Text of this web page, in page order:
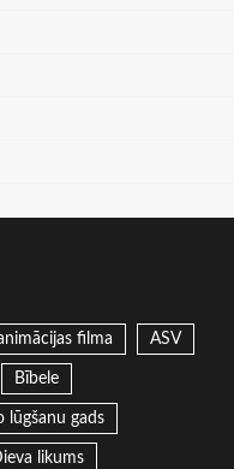
filma ASV
Bībele
lūgšanu gads
likums